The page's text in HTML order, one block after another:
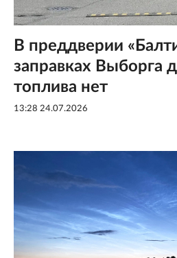
В преддверии
заправках Выборга
топлива нет
13:28 24.07.2026